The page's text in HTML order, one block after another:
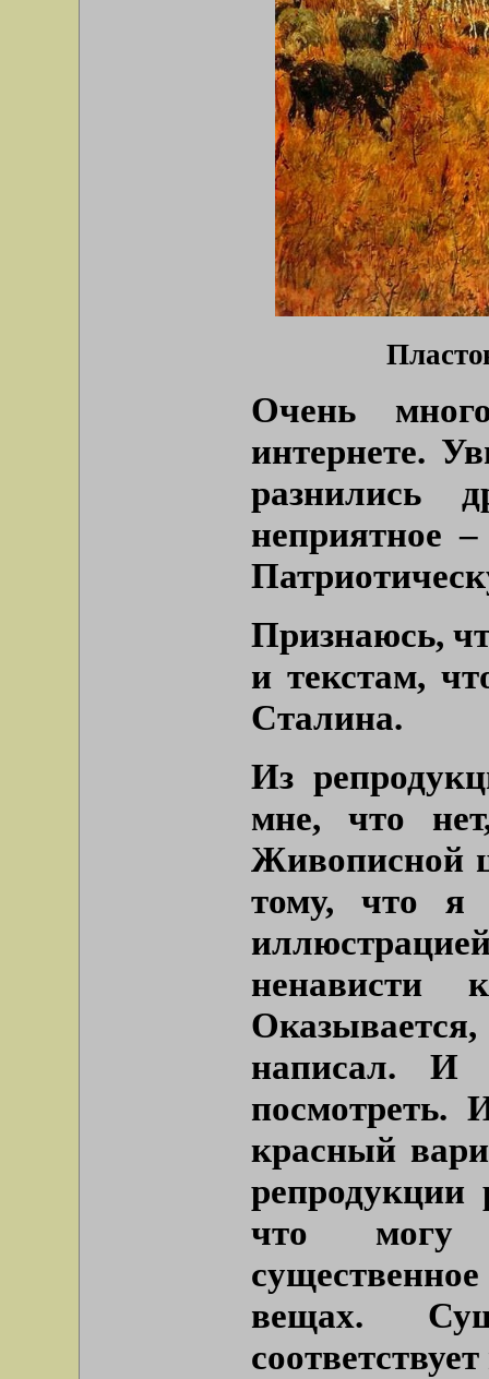
Очень
интернете.
разнились
неприятное
Признаюсь,
и текстам,
Сталина.
Из
мне, что
Живописной
тому, что я
ненависти
написал. И
посмотреть.
красный
репродукции
что могу
вещах.